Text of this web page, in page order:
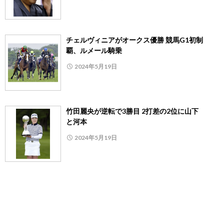
チェルヴィニアがオークス優勝 競馬G1初制
覇、ルメール騎乗
2024年5月19日
竹田麗央が逆転で3勝目 2打差の2位に山下
と河本
2024年5月19日